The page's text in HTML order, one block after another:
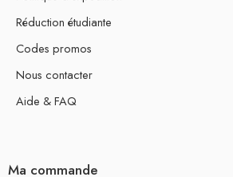
Réduction étudiante
Codes promos
Nous contacter
Aide & FAQ
Ma commande